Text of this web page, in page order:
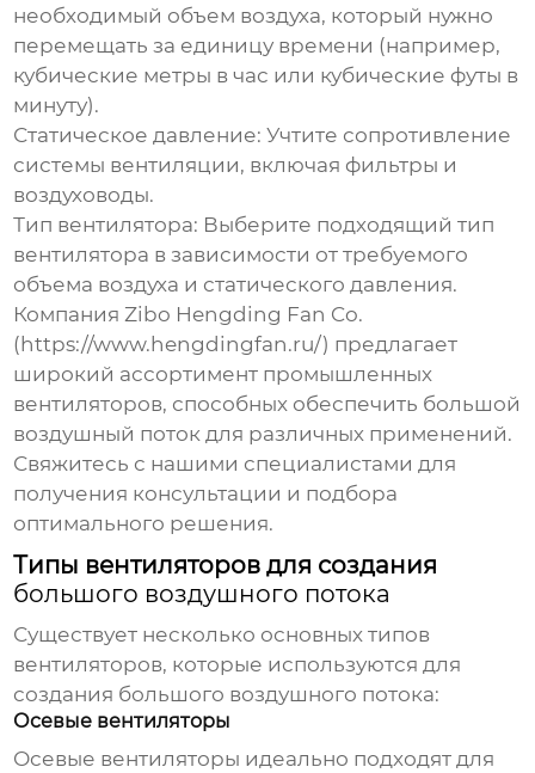
необходимый объем воздуха, который нужно
перемещать за единицу времени (например,
кубические метры в час или кубические футы в
минуту).
Статическое давление: Учтите сопротивление
системы вентиляции, включая фильтры и
воздуховоды.
Тип вентилятора: Выберите подходящий тип
вентилятора в зависимости от требуемого
объема воздуха и статического давления.
Компания Zibo Hengding Fan Co.
( https://www.hengdingfan.ru/) предлагает
широкий ассортимент промышленных
вентиляторов, способных обеспечить большой
воздушный поток для различных применений.
Свяжитесь с нашими специалистами для
получения консультации и подбора
оптимального решения.
Типы вентиляторов для создания
большого воздушного потока
Существует несколько основных типов
вентиляторов, которые используются для
создания большого воздушного потока:
Осевые вентиляторы
Осевые вентиляторы идеально подходят для